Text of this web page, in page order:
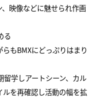
映像などに魅せられ作画
る
もBMXにどっぷりはまり
学しアートシーン、カル
を再確認し活動の幅を拡